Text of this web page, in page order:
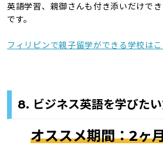
英語学習、親御さんも付き添いだけで
です。
フィリピンで親子留学ができる学校はこ
8. ビジネス英語を学びたい
オススメ期間：2ヶ